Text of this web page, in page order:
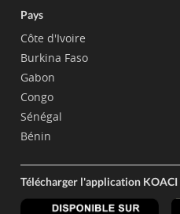
Pays
Côte d'Ivoire
Burkina Faso
Gabon
Congo
Sénégal
Bénin
Télécharger l'application KOACI